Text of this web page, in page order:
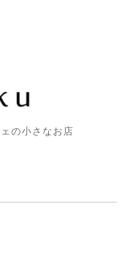
の小さなお店